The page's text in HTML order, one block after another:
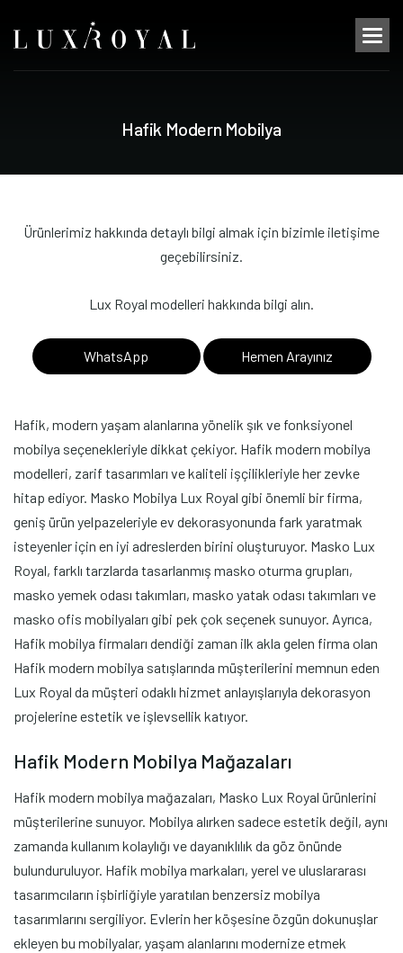
Hafik Modern Mobilya
Ürünlerimiz hakkında detaylı bilgi almak için bizimle iletişime
geçebilirsiniz.
Lux Royal modelleri hakkında bilgi alın.
WhatsApp Hemen Arayınız
Hafik, modern yaşam alanlarına yönelik şık ve fonksiyonel
mobilya seçenekleriyle dikkat çekiyor. Hafik modern mobilya
modelleri, zarif tasarımları ve kaliteli işçilikleriyle her zevke
hitap ediyor. Masko Mobilya Lux Royal gibi önemli bir firma,
geniş ürün yelpazeleriyle ev dekorasyonunda fark yaratmak
isteyenler için en iyi adreslerden birini oluşturuyor. Masko Lux
Royal, farklı tarzlarda tasarlanmış masko oturma grupları,
masko yemek odası takımları, masko yatak odası takımları ve
masko ofis mobilyaları gibi pek çok seçenek sunuyor. Ayrıca,
Hafik mobilya firmaları dendiği zaman ilk akla gelen firma olan
Hafik modern mobilya satışlarında müşterilerini memnun eden
Lux Royal da müşteri odaklı hizmet anlayışlarıyla dekorasyon
projelerine estetik ve işlevsellik katıyor.
Hafik Modern Mobilya Mağazaları
Hafik modern mobilya mağazaları, Masko Lux Royal ürünlerini
müşterilerine sunuyor. Mobilya alırken sadece estetik değil, aynı
zamanda kullanım kolaylığı ve dayanıklılık da göz önünde
bulunduruluyor. Hafik mobilya markaları, yerel ve uluslararası
tasarımcıların işbirliğiyle yaratılan benzersiz mobilya
tasarımlarını sergiliyor. Evlerin her köşesine özgün dokunuşlar
ekleyen bu mobilyalar, yaşam alanlarını modernize etmek